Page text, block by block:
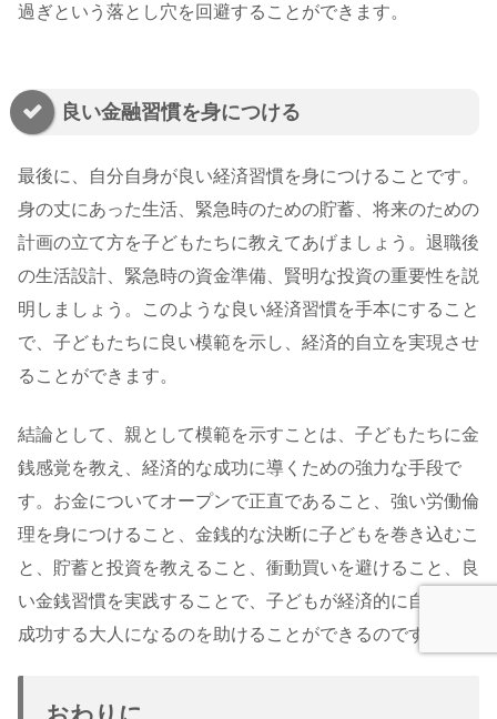
過ぎという落とし穴を回避することができます。
良い金融習慣を身につける
最後に、自分自身が良い経済習慣を身につけることです。
身の丈にあった生活、緊急時のための貯蓄、将来のための
計画の立て方を子どもたちに教えてあげましょう。退職後
の生活設計、緊急時の資金準備、賢明な投資の重要性を説
明しましょう。このような良い経済習慣を手本にすること
で、子どもたちに良い模範を示し、経済的自立を実現させ
ることができます。
結論として、親として模範を示すことは、子どもたちに金
銭感覚を教え、経済的な成功に導くための強力な手段で
す。お金についてオープンで正直であること、強い労働倫
理を身につけること、金銭的な決断に子どもを巻き込むこ
と、貯蓄と投資を教えること、衝動買いを避けること、良
い金銭習慣を実践することで、子どもが経済的に自立し、
成功する大人になるのを助けることができるのです。